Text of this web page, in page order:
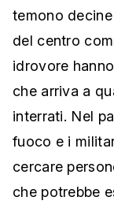
temono
del centro
idrovore
che arriva a
interrati. Nel
fuoco e i
cercare
che potrebbe